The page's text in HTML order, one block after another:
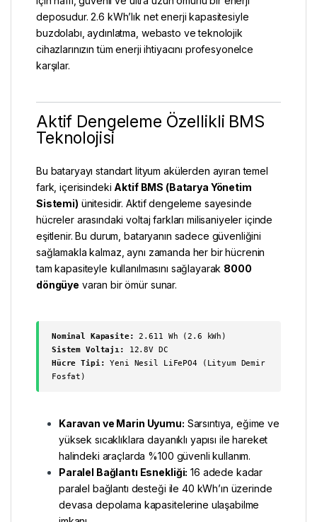
deposudur. 2.6 kWh’lık net enerji kapasitesiyle
buzdolabı, aydınlatma, webasto ve teknolojik
cihazlarınızın tüm enerji ihtiyacını profesyonelce
karşılar.
Aktif Dengeleme Özellikli BMS
Teknolojisi
Bu bataryayı standart lityum akülerden ayıran temel
fark, içerisindeki Aktif BMS (Batarya Yönetim
Sistemi) ünitesidir. Aktif dengeleme sayesinde
hücreler arasındaki voltaj farkları milisaniyeler içinde
eşitlenir. Bu durum, bataryanın sadece güvenliğini
sağlamakla kalmaz, aynı zamanda her bir hücrenin
tam kapasiteyle kullanılmasını sağlayarak 8000
döngüye varan bir ömür sunar.
Nominal Kapasite: 2.611 Wh (2.6 kWh)
Sistem Voltajı:
12.8V DC
Hücre Tipi: Yeni Nesil LiFePO4 (Lityum Demir
Fosfat)
Karavan ve Marin Uyumu: Sarsıntıya, eğime ve
yüksek sıcaklıklara dayanıklı yapısı ile hareket
halindeki araçlarda %100 güvenli kullanım.
Paralel Bağlantı Esnekliği: 16 adede kadar
paralel bağlantı desteği ile 40 kWh’ın üzerinde
devasa depolama kapasitelerine ulaşabilme